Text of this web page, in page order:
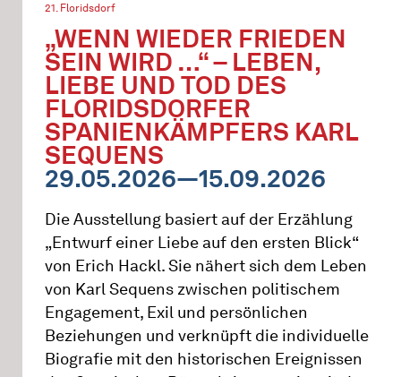
21. Floridsdorf
„WENN WIEDER FRIEDEN
SEIN WIRD …“ – LEBEN,
LIEBE UND TOD DES
FLORIDSDORFER
SPANIENKÄMPFERS KARL
SEQUENS
29.05.2026—15.09.2026
Die Ausstellung basiert auf der Erzählung
„Entwurf einer Liebe auf den ersten Blick“
von Erich Hackl. Sie nähert sich dem Leben
von Karl Sequens zwischen politischem
Engagement, Exil und persönlichen
Beziehungen und verknüpft die individuelle
Biografie mit den historischen Ereignissen